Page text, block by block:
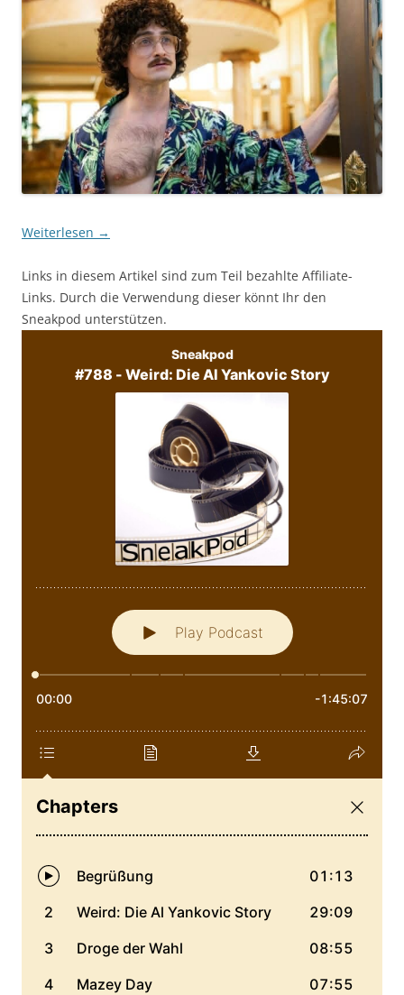
Weiterlesen →
Links in diesem Artikel sind zum Teil bezahlte Affiliate-
Links. Durch die Verwendung dieser könnt Ihr den
Sneakpod unterstützen.